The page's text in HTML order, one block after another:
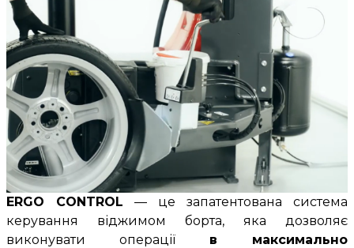
ERGO CONTROL — це запатентована система
керування віджимом борта, яка дозволяє
виконувати операції в максимально